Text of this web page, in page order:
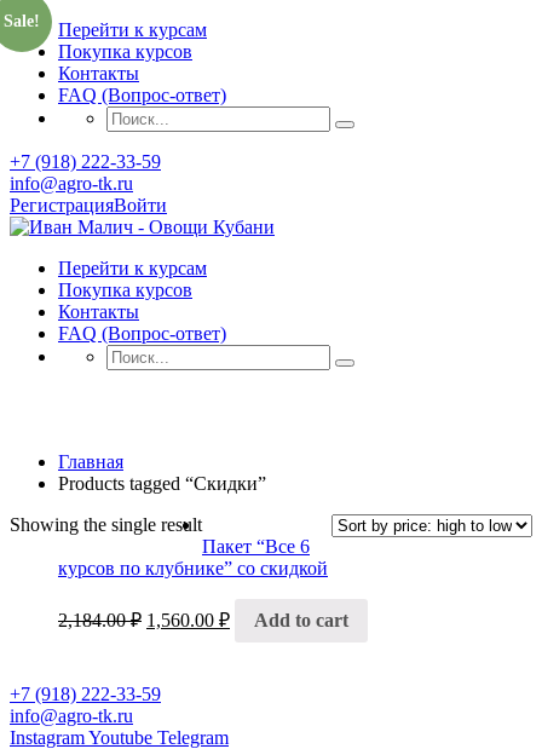
Перейти к курсам
Покупка курсов
Контакты
FAQ (Вопрос-ответ)
+7 (918) 222-33-59
info@agro-tk.ru
РегистрацияВойти
Перейти к курсам
Покупка курсов
Контакты
FAQ (Вопрос-ответ)
Главная
Products tagged “Скидки”
Showing the single result
Sale!
Пакет “Все 6
курсов по клубнике” со скидкой
2,184.00₽ 1,560.00 ₽ Add to cart
+7 (918) 222-33-59
info@agro-tk.ru
InstagramYoutube Telegram